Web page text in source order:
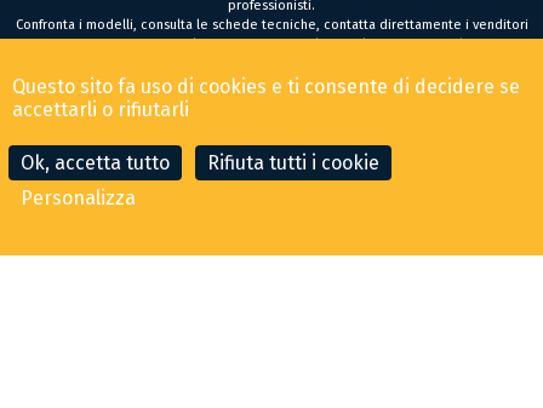
CONTATTA IL BROKER
professionisti.
Confronta i modelli, consulta le schede tecniche, contatta direttamente i venditori
oppure fai un’offerta online per trovare facilmente la tua prossima barca.
Condizioni Generali di Vendita-Menzioni legali
© 2026 YachtingAddress.com
Questo sito fa uso di cookies e ti consente di decidere se
accettarli o rifiutarli
Ok, accetta tutto
Rifiuta tutti i cookie
Personalizza